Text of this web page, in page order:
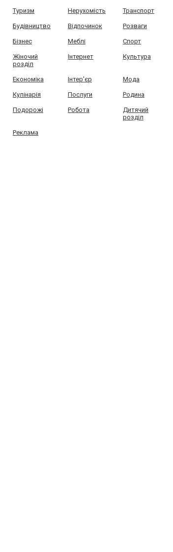
Туризм Нерухомість Транспорт
Будівництво Відпочинок Розваги
Бізнес Меблі Спорт
Жіночий
розділ
Інтернет Культура
Економіка Інтер'єр Мода
Кулінарія Послуги Родина
Подорожі Робота
Дитячий
розділ
Реклама